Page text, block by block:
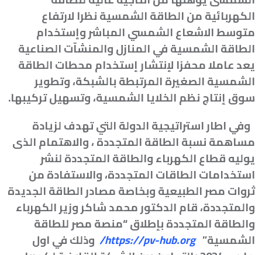
الكهربائية من الطاقة الشمسية نظرا لارتفاع
متوسط الاشعاع الشمسي المباشر وإستخدام
الطاقة الشمسية في المنازل والمنشآت الصناعية
يعد عاملا محفزا لإنتشار إستخدام محطات الطاقة
الشمسية الصغيرة المرتبطة بالشبكة، وتطوير
سوق إنتاج نظم الخلايا الشمسية، وتسهيل تركيبها.
وفي اطار استراتيجية الدولة التي تهدف لزيادة
مساهمة نسبة الطاقة المتجددة ، والاهتمام الذى
يوليه قطاع الكهرباء والطاقة المتجددة لنشر
استخدامات الطاقات المتجددة، والاستفادة من
ثروات مصر الطبيعية وبخاصة مصادر الطاقة الجديدة
والمتجددة، قام الدكتور محمد شاكر وزير الكهرباء
والطاقة المتجددة بإطلاق “منصة مصر للطاقة
الشمسية”https://pv-hub.org/ وذلكفي اول